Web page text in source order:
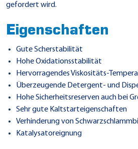
gefordert wird.
Eigenschaften
Gute Scherstabilität
Hohe Oxidationsstabilität
Hervorragendes Viskositäts-
Überzeugende Detergent- und
Hohe Sicherheitsreserven auch bei
Sehr gute Kaltstarteigenschaften
Verhinderung von
Katalysatoreignung